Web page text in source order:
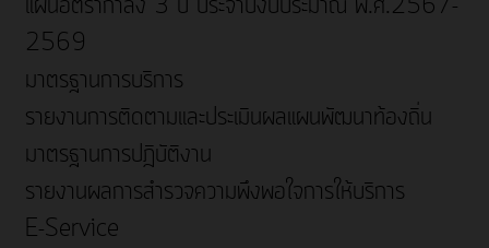
2569
มาตรฐานการบริการ
รายงานการติดตามและประเมินผลแผนพัฒนาท้องถิ่น
มาตรฐานการปฎิบัติงาน
รายงานผลการสำรวจความพึงพอใจการให้บริการ
E-Service